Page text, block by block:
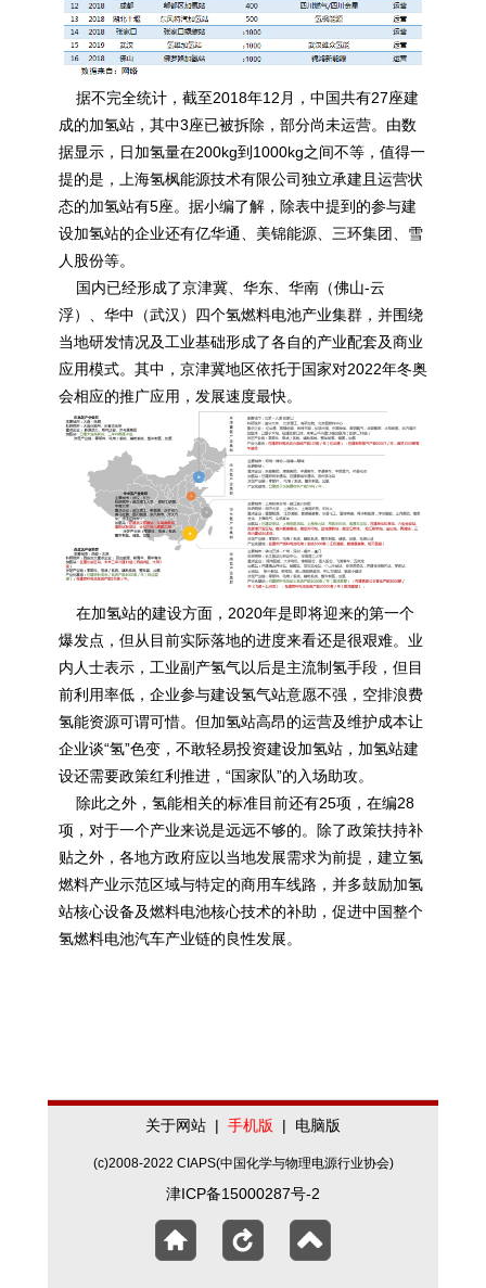
据不完全统计，截至2018年12月，中国共有27座建
成的加氢站，其中3座已被拆除，部分尚未运营。由数
据显示，日加氢量在200kg到1000kg之间不等，值得一
提的是，上海氢枫能源技术有限公司独立承建且运营状
态的加氢站有5座。据小编了解，除表中提到的参与建
设加氢站的企业还有亿华通、美锦能源、三环集团、雪
人股份等。
国内已经形成了京津冀、华东、华南（佛山-云
浮）、华中（武汉）四个氢燃料电池产业集群，并围绕
当地研发情况及工业基础形成了各自的产业配套及商业
应用模式。其中，京津冀地区依托于国家对2022年冬奥
会相应的推广应用，发展速度最快。
在加氢站的建设方面，2020年是即将迎来的第一个
爆发点，但从目前实际落地的进度来看还是很艰难。业
内人士表示，工业副产氢气以后是主流制氢手段，但目
前利用率低，企业参与建设氢气站意愿不强，空排浪费
氢能资源可谓可惜。但加氢站高昂的运营及维护成本让
企业谈“氢”色变，不敢轻易投资建设加氢站，加氢站建
设还需要政策红利推进，“国家队”的入场助攻。
除此之外，氢能相关的标准目前还有25项，在编28
项，对于一个产业来说是远远不够的。除了政策扶持补
贴之外，各地方政府应以当地发展需求为前提，建立氢
燃料产业示范区域与特定的商用车线路，并多鼓励加氢
站核心设备及燃料电池核心技术的补助，促进中国整个
氢燃料电池汽车产业链的良性发展。
关于网站 | 手机版 | 电脑版
(c)2008-2022 CIAPS(中国化学与物理电源行业协会)
津ICP备15000287号-2